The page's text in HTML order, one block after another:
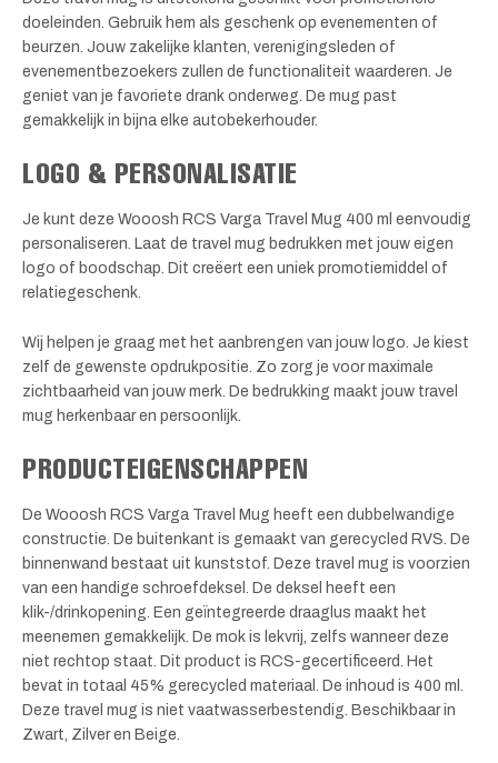
doeleinden. Gebruik hem als geschenk op evenementen of
beurzen. Jouw zakelijke klanten, verenigingsleden of
evenementbezoekers zullen de functionaliteit waarderen. Je
geniet van je favoriete drank onderweg. De mug past
gemakkelijk in bijna elke autobekerhouder.
LOGO & PERSONALISATIE
Je kunt deze Wooosh RCS Varga Travel Mug 400 ml eenvoudig
personaliseren. Laat de travel mug bedrukken met jouw eigen
logo of boodschap. Dit creëert een uniek promotiemiddel of
relatiegeschenk.
Wij helpen je graag met het aanbrengen van jouw logo. Je kiest
zelf de gewenste opdrukpositie. Zo zorg je voor maximale
zichtbaarheid van jouw merk. De bedrukking maakt jouw travel
mug herkenbaar en persoonlijk.
PRODUCTEIGENSCHAPPEN
De Wooosh RCS Varga Travel Mug heeft een dubbelwandige
constructie. De buitenkant is gemaakt van gerecycled RVS. De
binnenwand bestaat uit kunststof. Deze travel mug is voorzien
van een handige schroefdeksel. De deksel heeft een
klik-/drinkopening. Een geïntegreerde draaglus maakt het
meenemen gemakkelijk. De mok is lekvrij, zelfs wanneer deze
niet rechtop staat. Dit product is RCS-gecertificeerd. Het
bevat in totaal 45% gerecycled materiaal. De inhoud is 400 ml.
Deze travel mug is niet vaatwasserbestendig. Beschikbaar in
Zwart, Zilver en Beige.